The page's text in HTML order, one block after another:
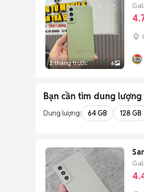
2 tháng trước 6
Bạn cần tìm dung lượng
Dung lượng: 64 GB 128 GB